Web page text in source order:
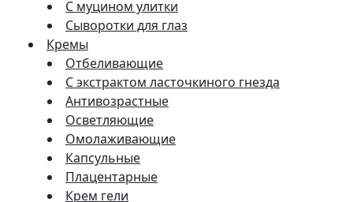
С муцином улитки
Сыворотки для глаз
Кремы
Отбеливающие
С экстрактом ласточкиного гнезда
Антивозрастные
Осветляющие
Омолаживающие
Капсульные
Плацентарные
Крем гели